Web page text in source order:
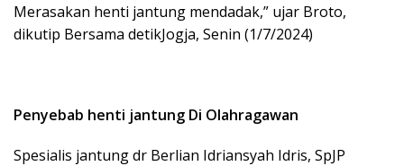
Merasakan henti jantung mendadak,” ujar Broto,
dikutip Bersama detikJogja, Senin (1/7/2024)
Penyebab henti jantung Di Olahragawan
Spesialis jantung dr Berlian Idriansyah Idris, SpJP